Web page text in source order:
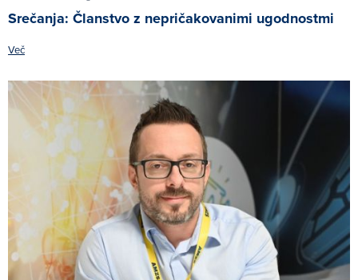
Srečanja: Članstvo z nepričakovanimi ugodnostmi
Več